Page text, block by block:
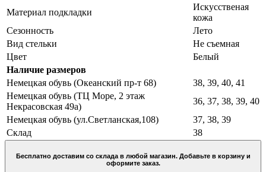
Материал подкладки
Искусственая
кожа
Сезонность
Лето
Вид стельки
Не съемная
Цвет
Белый
Наличие размеров
Немецкая обувь (Океанский пр-т 68)
38, 39, 40, 41
Немецкая обувь (ТЦ Море, 2 этаж
Некрасовская 49а)
36, 37, 38, 39, 40
Немецкая обувь (ул.Светланская,108)
37, 38, 39
Склад
38
Бесплатно доставим со склада в любой магазин. Добавьте в корзину и
оформите заказ.